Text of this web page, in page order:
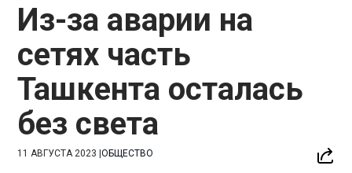
Из-за аварии на
сетях часть
Ташкента осталась
без света
11 АВГУСТА 2023 |ОБЩЕСТВО